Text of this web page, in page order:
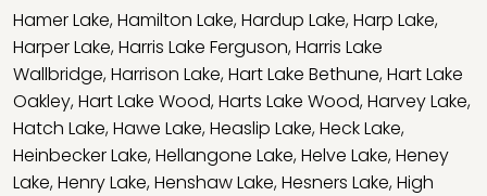
Hamer Lake,Hamilton Lake,Hardup Lake,Harp Lake,
Harper Lake,Harris Lake Ferguson,Harris Lake
Wallbridge,Harrison Lake,Hart Lake Bethune,Hart Lake
Oakley,Hart Lake Wood,Harts Lake Wood,Harvey Lake,
Hatch Lake,Hawe Lake,Heaslip Lake,Heck Lake,
Heinbecker Lake,Hellangone Lake,Helve Lake,Heney
Lake,Henry Lake,Henshaw Lake,Hesners Lake,High